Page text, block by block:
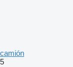
camión
5